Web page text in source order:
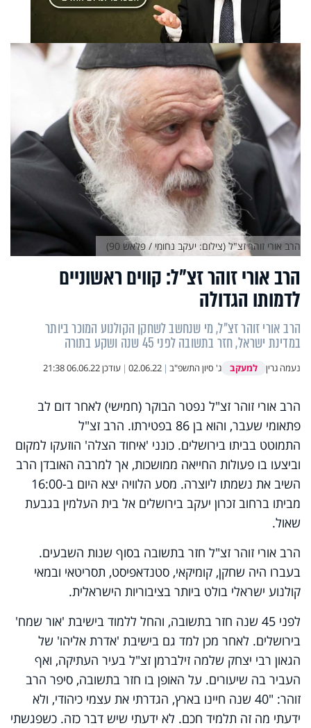
הרב אורי זוהר זצ"ל: קווים ראשוניים
לדמותו הגדולה
הרב אורי זוהר זצ"ל, מי שנחשב לשחקן הקולנוע המוכר ביותר
במדינת ישראל, חזר בתשובה לפני 45 שנה ושקע בתורה
נעמה גרין למעקב ג' סיון התשפ"ב |
02.06.22
| עודכן06.06.22 21:38
הרב אורי זוהר זצ"ל (צילום: יעקב נחומי / פלאש 90)
הרב אורי זוהר זצ"ל נפטר הבוקר (חמישי) לאחר דום לב
פתאומי שעבר, והוא בן 86 בפטירתו. הרב זצ"ל
התמוטט בביתו בירושלים. כונני 'איחוד הצלה' הוזעקו למקום
וביצעו בו פעולות החייאה ממושכות, אך למרבה האובדן הרב
השיב את נשמתו ליוצרה. מסע הלוויה יצא היום ב-16:00
מביתו ברחוב זכרון יעקב בירושלים אל בית העלמין בגבעת
שאול.
הרב אורי זוהר זצ"ל חזר בתשובה בסוף שנות השבעים.
בעברו היה שחקן, קומיקאי, סטנדאפיסט, תסריטאי ובמאי
קולנוע ישראלי בולט ביותר בציבוריות הישראלית.
לפני 45 שנה חזר בתשובה, והחל ללמוד בישיבת 'אור שמח'
בירושלים. לאחר מכן למד גם בישיבת 'אדרת אליהו' של
הגאון רבי יצחק שלמה זילברמן זצ"ל בעיר העתיקה, ואף
העביר בה שיעורים. על האופן בו חזר בתשובה, סיפר הרב
זוהר: "40 שנה חיינו בארץ, הגדרתי את עצמי כיהודי, ולא
ידעתי מה זה תלמיד חכם. לא ידעתי שיש דבר כזה. כשפגשתי